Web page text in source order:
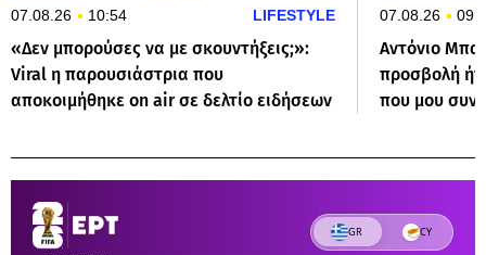
07.08.26 10:54 LIFESTYLE
«Δεν μπορούσες να με σκουντήξεις;»:
Viral η παρουσιάστρια που
αποκοιμήθηκε on air σε δελτίο ειδήσεων
07.08.26
Αντόνιο
προσβολή
που μου